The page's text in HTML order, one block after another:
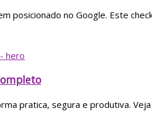
posicionado no Google. Este
pratica, segura e produtiva.